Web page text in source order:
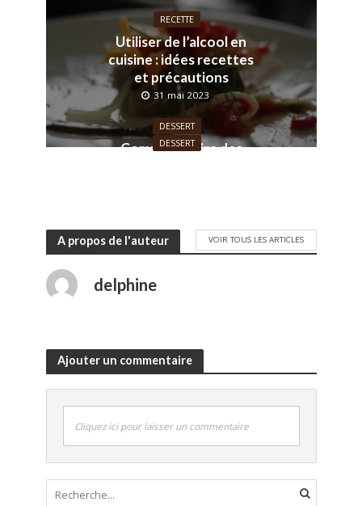
RECETTE
Utiliser de l’alcool en
cuisine : idées recettes
et précautions
31 mai 2023
DESSERT
Comment faire des
DESSERT
A propos de l'auteur VOIR TOUS LES ARTICLES
delphine
Ajouter un commentaire
Cliquez ici pour laisser un commentaire